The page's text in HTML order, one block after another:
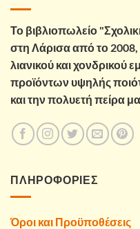
Το βιβλιοπωλείο
στη Λάρισα από το
λιανικού και χονδρικού
προϊόντων υψηλής
και την πολυετή πείρα
ΠΛΗΡΟΦΟΡΙΕΣ
Όροι και Προϋποθέσεις